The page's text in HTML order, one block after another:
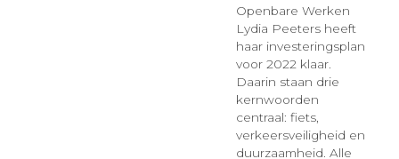
Openbare Werken
Lydia Peeters heeft
haar investeringsplan
voor 2022 klaar.
Daarin staan drie
kernwoorden
centraal: fiets,
verkeersveiligheid en
duurzaamheid. Alle